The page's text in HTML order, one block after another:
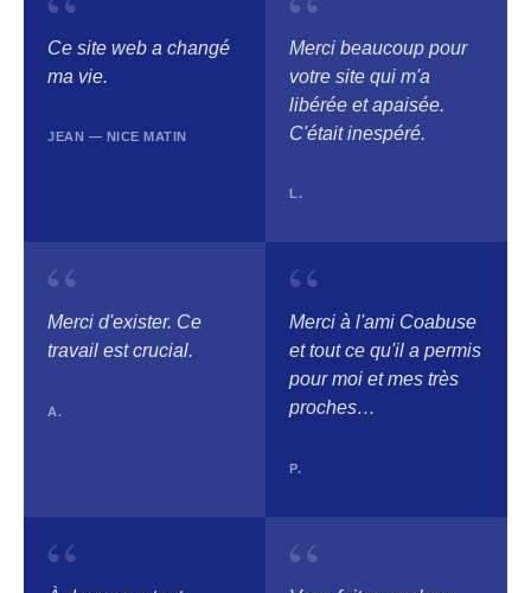
Ce site web a changé
ma vie.
JEAN — NICE MATIN
Merci beaucoup pour
votre site qui m'a
libérée et apaisée.
C'était inespéré.
L.
“
Merci d'exister. Ce
travail est crucial.
A.
“
Merci à l'ami Coabuse
et tout ce qu'il a permis
pour moi et mes très
proches…
P.
“ “